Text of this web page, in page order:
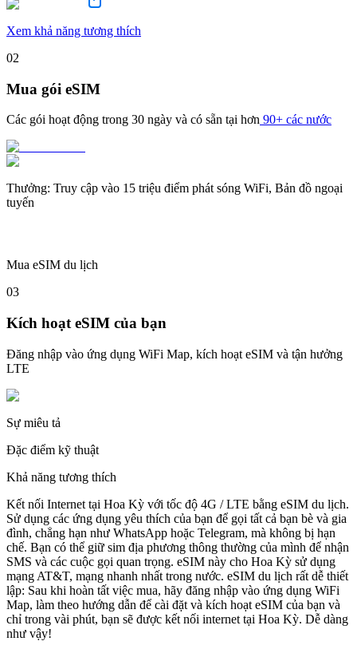
Xem khả năng tương thích
02
Mua gói eSIM
Các gói hoạt động trong 30 ngày và có sẵn tại hơn 90+ các nước
Thưởng: Truy cập vào 15 triệu điểm phát sóng WiFi, Bản đồ ngoại
tuyến
Mua eSIM du lịch
03
Kích hoạt eSIM của bạn
Đăng nhập vào ứng dụng WiFi Map, kích hoạt eSIM và tận hưởng
LTE
Sự miêu tả
Đặc điểm kỹ thuật
Khả năng tương thích
Kết nối Internet tại Hoa Kỳ với tốc độ 4G / LTE bằng eSIM du lịch.
Sử dụng các ứng dụng yêu thích của bạn để gọi tất cả bạn bè và gia
đình, chẳng hạn như WhatsApp hoặc Telegram, mà không bị hạn
chế. Bạn có thể giữ sim địa phương thông thường của mình để nhận
SMS và các cuộc gọi quan trọng. eSIM này cho Hoa Kỳ sử dụng
mạng AT&T, mạng nhanh nhất trong nước. eSIM du lịch rất dễ thiết
lập: Sau khi hoàn tất việc mua, hãy đăng nhập vào ứng dụng WiFi
Map, làm theo hướng dẫn để cài đặt và kích hoạt eSIM của bạn và
chỉ trong vài phút, bạn sẽ được kết nối internet tại Hoa Kỳ. Dễ dàng
như vậy!